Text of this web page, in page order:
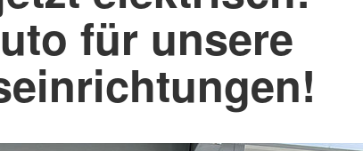
für unsere